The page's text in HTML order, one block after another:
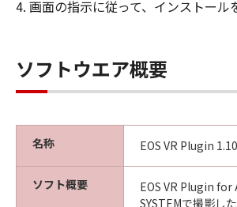
4. 画面の指示に従って、インストール
ソフトウエア概要
名称 EOS VR Plugin
ソフト概要
EOS VR Plugin
SYSTEMで撮影し